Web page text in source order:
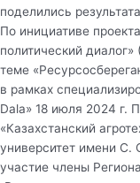
поделились
По инициативе
политический
теме
в рамках
Dala» 18 июля 2024 г.
«Казахстанский
университет имени С.
участие члены